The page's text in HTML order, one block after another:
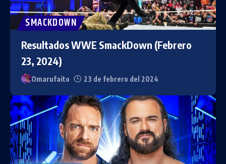
SMACKDOWN
Resultados WWE SmackDown (Febrero
23, 2024)
Omarufaito 23 de febrero del 2024